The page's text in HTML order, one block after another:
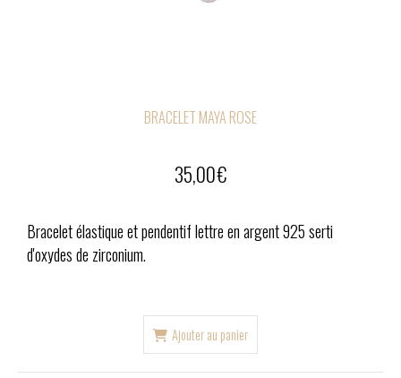
BRACELET MAYA ROSE
35,00€
Bracelet élastique et pendentif lettre en argent 925 serti
d'oxydes de zirconium.
Ajouter au panier